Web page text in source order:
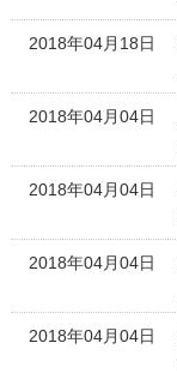
2018年04月18日
2018年04月04日
2018年04月04日
2018年04月04日
2018年04月04日